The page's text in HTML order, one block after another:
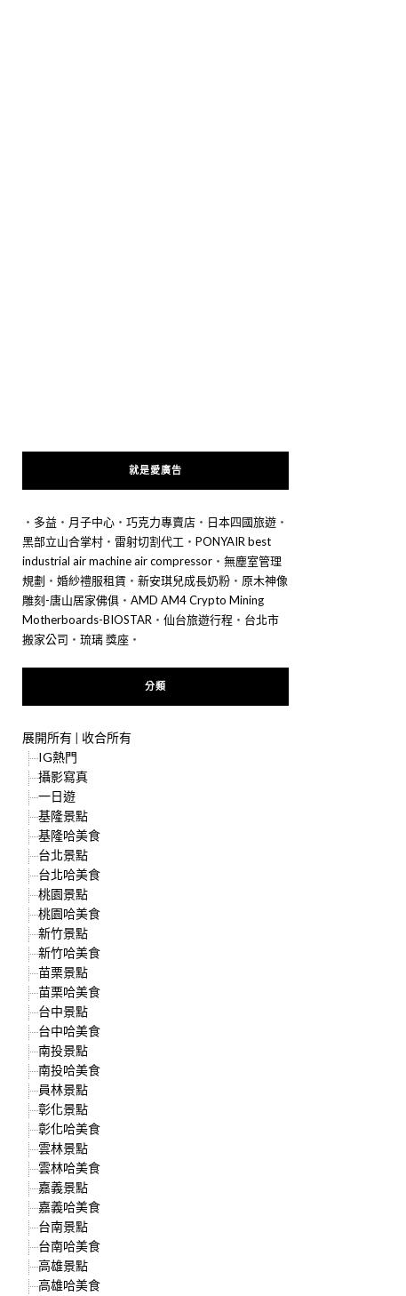
就是愛廣告
‧ 多益 ‧ 月子中心 ‧ 巧克力專賣店 ‧ 日本四國旅遊 ‧
黑部立山合掌村 ‧ 雷射切割代工 ‧ PONYAIR best
industrial air machine air compressor ‧ 無塵室管理
規劃 ‧ 婚紗禮服租賃 ‧ 新安琪兒成長奶粉 ‧ 原木神像
雕刻-唐山居家佛俱 ‧ AMD AM4 Crypto Mining
Motherboards-BIOSTAR ‧ 仙台旅遊行程 ‧ 台北市
搬家公司 ‧ 琉璃 獎座 ‧
分類
展開所有 | 收合所有
IG熱門
攝影寫真
一日遊
基隆景點
基隆哈美食
台北景點
台北哈美食
桃園景點
桃園哈美食
新竹景點
新竹哈美食
苗栗景點
苗栗哈美食
台中景點
台中哈美食
南投景點
南投哈美食
員林景點
彰化景點
彰化哈美食
雲林景點
雲林哈美食
嘉義景點
嘉義哈美食
台南景點
台南哈美食
高雄景點
高雄哈美食